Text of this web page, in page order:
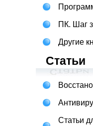
ПК. Шаг
Другие
Статьи
Статьи